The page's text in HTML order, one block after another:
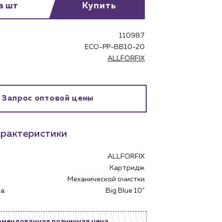
шт Купить
110987
ECO-PP-BB10-20
ALLFORFIX
Запрос оптовой цены
ALLFORFIX
Картридж
Механической очистки
Big Blue 10"